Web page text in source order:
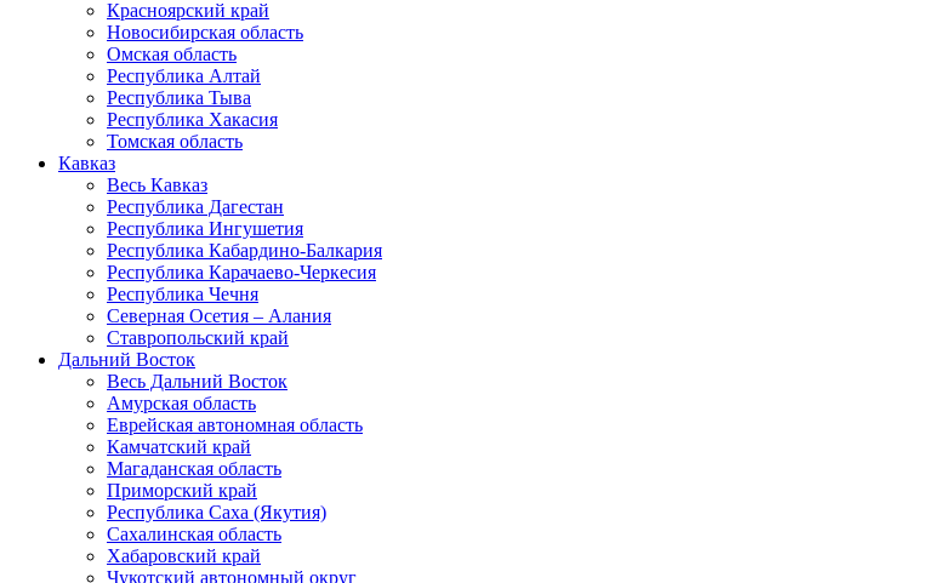
Красноярский край
Новосибирская область
Омская область
Республика Алтай
Республика Тыва
Республика Хакасия
Томская область
Кавказ
Весь Кавказ
Республика Дагестан
Республика Ингушетия
Республика Кабардино-Балкария
Республика Карачаево-Черкесия
Республика Чечня
Северная Осетия – Алания
Ставропольский край
Дальний Восток
Весь Дальний Восток
Амурская область
Еврейская автономная область
Камчатский край
Магаданская область
Приморский край
Республика Саха (Якутия)
Сахалинская область
Хабаровский край
Чукотский автономный округ